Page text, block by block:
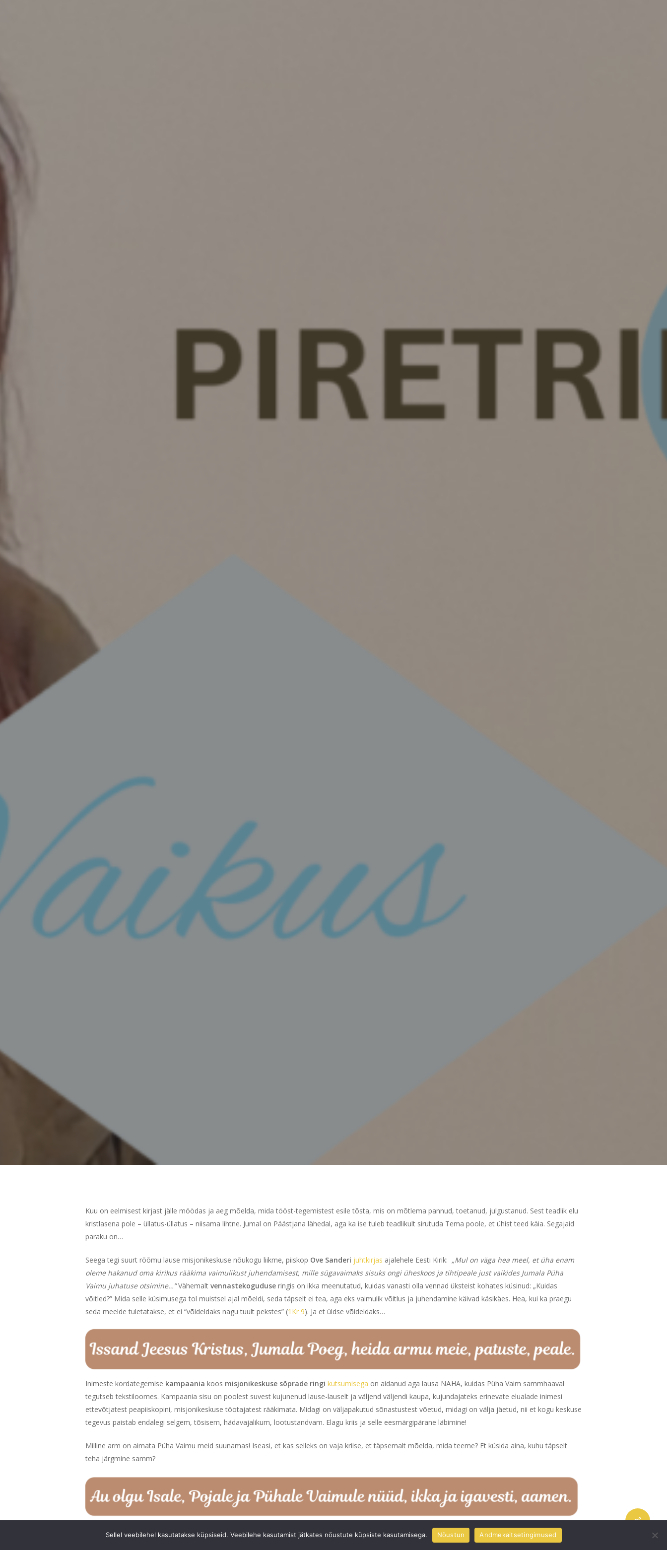
Kuu on eelmisest kirjast jälle möödas ja aeg mõelda, mida tööst-tegemistest esile tõsta, mis on mõtlema pannud, toetanud, julgustanud. Sest teadlik elu
kristlasena pole – üllatus-üllatus – niisama lihtne. Jumal on Päästjana lähedal, aga ka ise tuleb teadlikult sirutuda Tema poole, et ühist teed käia. Segajaid
paraku on…
Seega tegi suurt rõõmu lause misjonikeskuse nõukogu liikme, piiskop Ove Sanderi juhtkirjas ajalehele Eesti Kirik: „Mul on väga hea meel, et üha enam
oleme hakanud oma kirikus rääkima vaimulikust juhendamisest, mille sügavaimaks sisuks ongi üheskoos ja tihtipeale just vaikides Jumala Püha
Vaimu juhatuse otsimine…”Vähemalt vennastekoguduse ringis on ikka meenutatud, kuidas vanasti olla vennad üksteist kohates küsinud: „Kuidas
võitled?” Mida selle küsimusega tol muistsel ajal mõeldi, seda täpselt ei tea, aga eks vaimulik võitlus ja juhendamine käivad käsikäes. Hea, kui ka praegu
seda meelde tuletatakse, et ei “võideldaks nagu tuult pekstes” (1Kr 9). Ja et üldse võideldaks…
Inimeste kordategemise kampaania koos misjonikeskuse sõprade ringi kutsumisega on aidanud aga lausa NÄHA, kuidas Püha Vaim sammhaaval
tegutseb tekstiloomes. Kampaania sisu on poolest suvest kujunenud lause-lauselt ja väljend väljendi kaupa, kujundajateks erinevate elualade inimesi
ettevõtjatest peapiiskopini, misjonikeskuse töötajatest rääkimata. Midagi on väljapakutud sõnastustest võetud, midagi on välja jäetud, nii et kogu keskuse
tegevus paistab endalegi selgem, tõsisem, hädavajalikum, lootustandvam. Elagu kriis ja selle eesmärgipärane läbimine!
Milline arm on aimata Püha Vaimu meid suunamas! Iseasi, et kas selleks on vaja kriise, et täpsemalt mõelda, mida teeme? Et küsida aina, kuhu täpselt
teha järgmine samm?
Rõõm on olnud näha ka järjekordset„Selge sõnumi”võistluseüleskutset :„Juba üheksandat korda kutsub Eesti Keele Instituut (EKI) märkama ja
tunnustama neid ettevõtteid ja organisatsioone, kes väärtustavad ilusat eesti keelt ning kelle ühiskondlikud sõnumid on selged ja arusaadavad.”
Sellel veebilehel kasutatakse küpsiseid. Veebilehe kasutamist jätkates nõustute küpsiste kasutamisega. Nõustun Andmekaitsetingimused